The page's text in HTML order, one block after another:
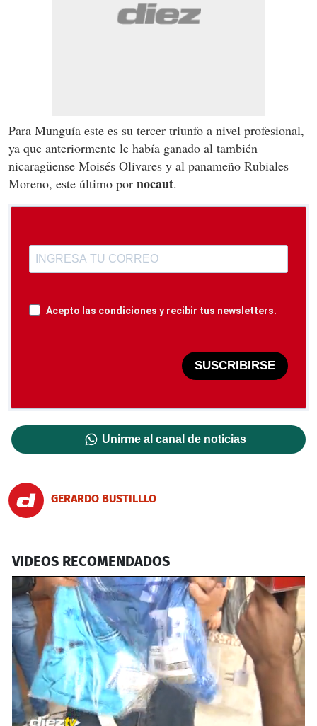
Para Munguía este es su tercer triunfo a nivel profesional,
ya que anteriormente le había ganado al también
nicaragüense Moisés Olivares y al panameño Rubiales
Moreno, este último por nocaut.
Acepto las condiciones y recibir tus newsletters.
SUSCRIBIRSE
Unirme al canal de noticias
GERARDO BUSTILLLO
VIDEOS RECOMENDADOS
Próximo